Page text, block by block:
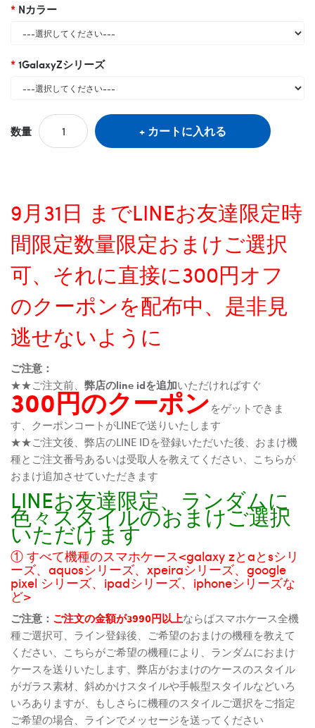
Nカラー
1GalaxyZシリーズ
数量 カートに入れる
9月31日 までLINEお友達限定時
間限定数量限定おまけご選択
可、それに直接に300円オフ
のクーポンを配布中、是非見
逃せないように
ご注意：
★★ご注文前、 弊店のline idを追加いただければすぐ
300円のクーポンをゲットできま
す、クーポンコートがLINEで送りいたします
★★ご注文後、弊店のLINE IDを登録いただいた後、おまけ機
種とご注文番号あるいは受取人を教えてください、こちらが
おまけ追加させていただきます
LINEお友達限定、ランダムに
色々スタイルのおまけご選択
いただけます
① すべて機種のスマホケース<galaxy zとaとsシリ
ーズ、aquosシリーズ、xpeiraシリーズ、google
pixel シリーズ、ipadシリーズ、iphoneシリーズな
ど>
ご注意： ご注文の金額が3990円以上ならばスマホケース全機
種ご選択可、ライン登録後、ご希望のおまけの機種を教えて
ください、こちらがご希望の機種により、ランダムにおまけ
ケースを送りいたします、弊店がおまけのケースのスタイル
がガラス素材、斜めかけスタイルや手帳型スタイルなどいろ
いろありますが、もしさらに機種のスタイルご選択をご指定
ご希望の場合、ラインでメッセージを送ってください